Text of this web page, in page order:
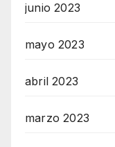
junio 2023
mayo 2023
abril 2023
marzo 2023